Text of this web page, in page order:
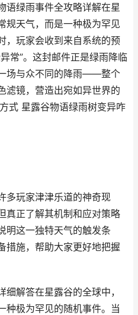
语绿雨事件全攻略详解在星
规天气，而是一种极为罕见
，玩家会收到来自系统的预
常”。这封邮件正是绿雨降临
场与众不同的降雨——整个
滤镜，营造出宛如异世界的
式 星露谷物语绿雨树变异咋
多玩家津津乐道的神奇现
真正了解其机制和应对策略
明这一独特天气的触发条
措施，帮助大家更好地把握
解答在星露谷的全球中，
种极为罕见的随机事件。当